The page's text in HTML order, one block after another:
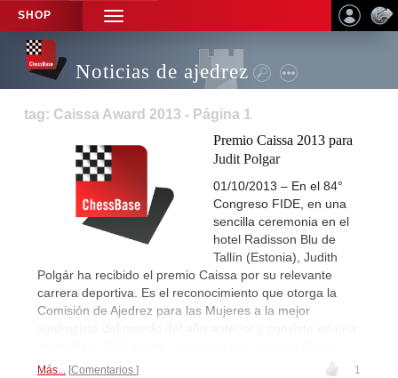
SHOP
TOGGLE
NAVIGATION
Noticias de ajedrez
tag: Caissa Award 2013 - Página 1
Premio Caissa 2013 para
Judit Polgar
01/10/2013 – En el 84°
Congreso FIDE, en una
sencilla ceremonia en el
hotel Radisson Blu de
Tallín (Estonia), Judith
Polgár ha recibido el premio Caissa por su relevante
carrera deportiva. Es el reconocimiento que otorga la
Comisión de Ajedrez para las Mujeres a la mejor
ajedrecista del mundo del año anterior y consiste en una
Más... Comentarios 1